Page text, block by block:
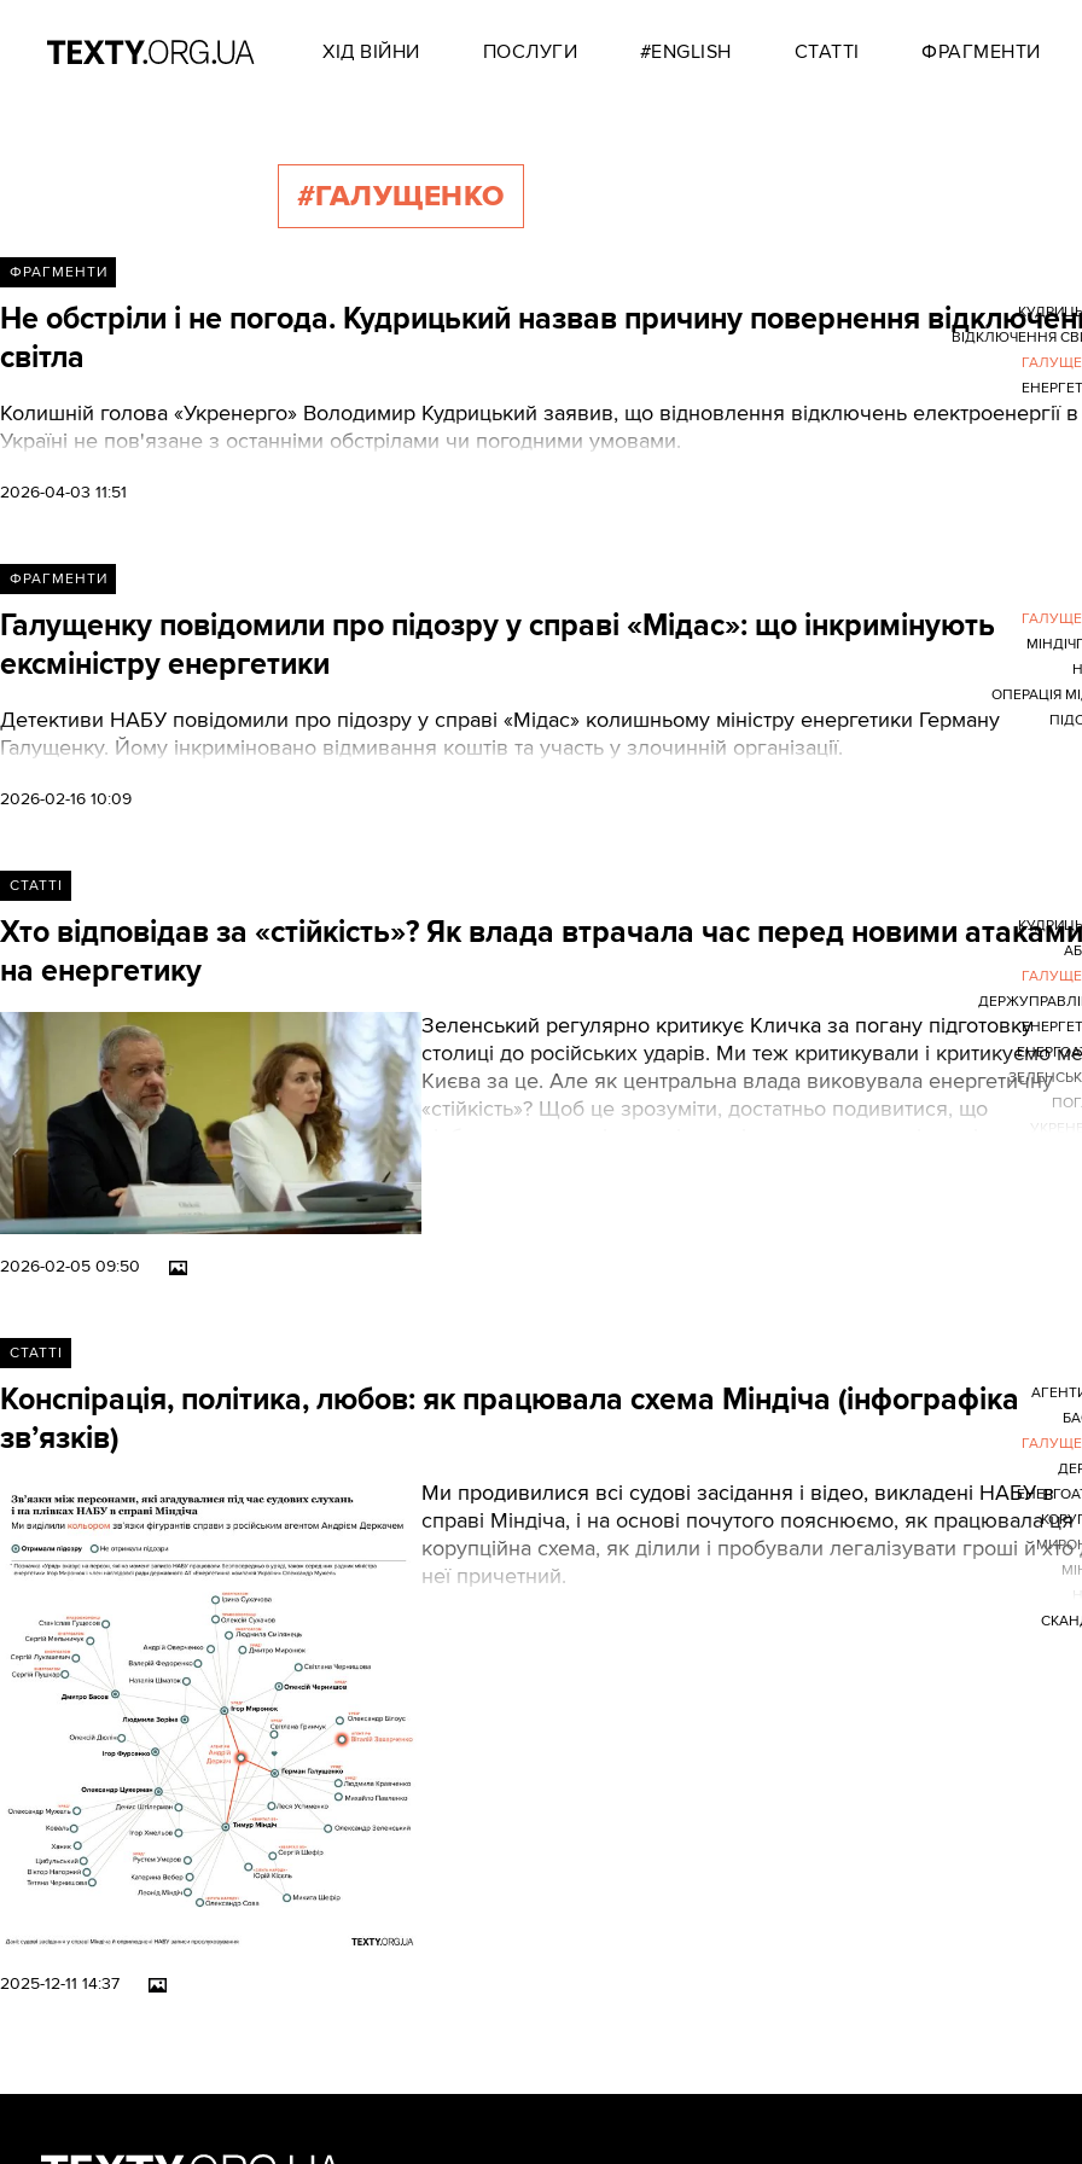
ХІД ВІЙНИ ПОСЛУГИ #ENGLISH СТАТТІ ФРАГМЕНТИ
#ГАЛУЩЕНКО
ФРАГМЕНТИ
Не обстріли і не погода. Кудрицький назвав причину повернення
світла
Колишній голова «Укренерго» Володимир Кудрицький заявив, що відновлення відключень електроенергії в
Україні не пов'язане з останніми обстрілами чи погодними умовами.
2026-04-03 11:51
ВІДКЛЮЧЕННЯ
ФРАГМЕНТИ
Галущенку повідомили про підозру у справі «Мідас»: що інкримінують
ексміністру енергетики
Детективи НАБУ повідомили про підозру у справі «Мідас» колишньому міністру енергетики Герману
Галущенку. Йому інкриміновано відмивання коштів та участь у злочинній організації.
2026-02-16 10:09
ОПЕРАЦІЯ
СТАТТІ
Хто відповідав за «стійкість»? Як влада втрачала час перед новими атаками
на енергетику
Зеленський регулярно критикує Кличка за погану підготовку
столиці до російських ударів. Ми теж критикували і критикуємо
Києва за це. Але як центральна влада виковувала енергетичну
«стійкість»? Щоб це зрозуміти, достатньо подивитися, що
2026-02-05 09:50
СТАТТІ
Конспірація, політика, любов: як працювала схема Міндіча (інфографіка
звʼязків)
Ми продивилися всі судові засідання і відео, викладені НАБУ в
справі Міндіча, і на основі почутого пояснюємо, як працювала ця
корупційна схема, як ділили і пробували легалізувати гроші й хто
неї причетний.
2025-12-11 14:37